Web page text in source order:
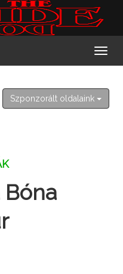
2026. augusztus 10. hétfő
Lőrinc
Szponzorált oldalaink